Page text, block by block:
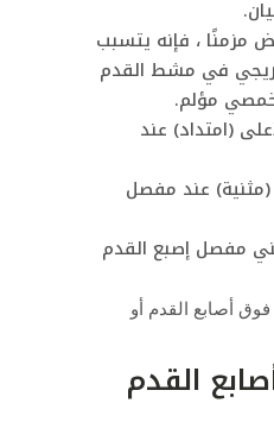
مزمنًا ، فإنه يتسبب
في مشط القدم
مؤلم.
(امتداد) عند
(مثنية) عند مفصل
مفصل إصبع القدم
أصابع القدم أو
القدم